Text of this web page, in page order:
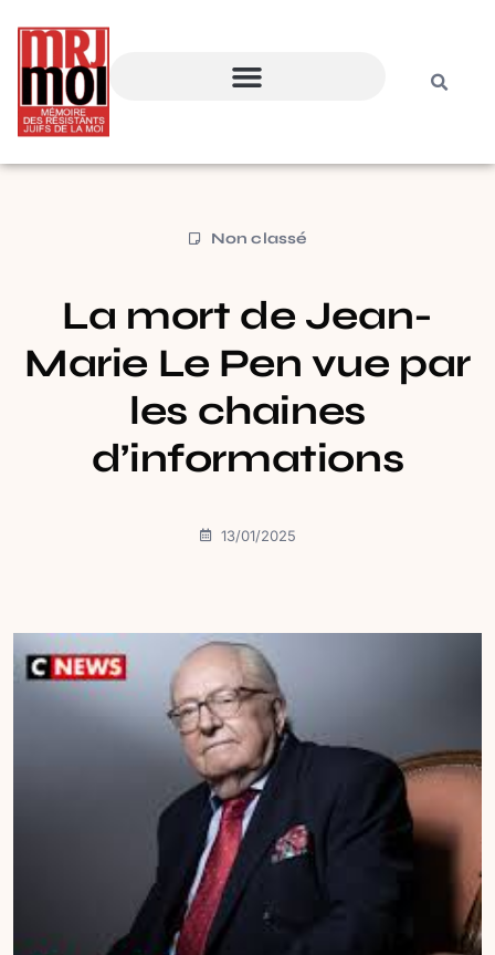
Non classé
La mort de Jean-
Marie Le Pen vue par
les chaines
d’informations
13/01/2025